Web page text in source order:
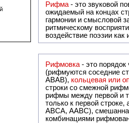
Рифма - это звуковой повтор, традиционно используемый в поэзии и, как
ожидаемый на концах
гармонии и смысловой
ритмическому
воздействие поэзии
Рифмовка - это
(рифмуются соседние
ABAB), кольцевая или
строки со смежной
рифмы между первой и
только к первой
ABCA, AABC), смешанная или вольная рифмовка (рифмовка в сложных строфах с различными
комбинациями